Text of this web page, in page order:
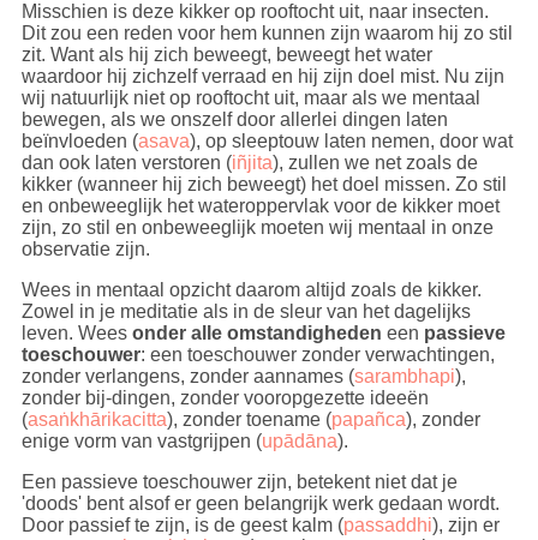
Misschien is deze kikker op rooftocht uit, naar insecten.
Dit zou een reden voor hem kunnen zijn waarom hij zo stil
zit. Want als hij zich beweegt, beweegt het water
waardoor hij zichzelf verraad en hij zijn doel mist. Nu zijn
wij natuurlijk niet op rooftocht uit, maar als we mentaal
bewegen, als we onszelf door allerlei dingen laten
beïnvloeden (asava), op sleeptouw laten nemen, door wat
dan ook laten verstoren (iñjita), zullen we net zoals de
kikker (wanneer hij zich beweegt) het doel missen. Zo stil
en onbeweeglijk het wateroppervlak voor de kikker moet
zijn, zo stil en onbeweeglijk moeten wij mentaal in onze
observatie zijn.
Wees in mentaal opzicht daarom altijd zoals de kikker.
Zowel in je meditatie als in de sleur van het dagelijks
leven. Wees onder alle omstandigheden een passieve
toeschouwer: een toeschouwer zonder verwachtingen,
zonder verlangens, zonder aannames (sarambhapi),
zonder bij-dingen, zonder vooropgezette ideeën
(asaṅkhārikacitta), zonder toename (papañca), zonder
enige vorm van vastgrijpen (upādāna).
Een passieve toeschouwer zijn, betekent niet dat je
'doods' bent alsof er geen belangrijk werk gedaan wordt.
Door passief te zijn, is de geest kalm (passaddhi), zijn er